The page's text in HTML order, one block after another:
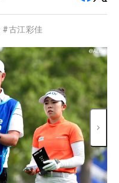
#古江彩佳